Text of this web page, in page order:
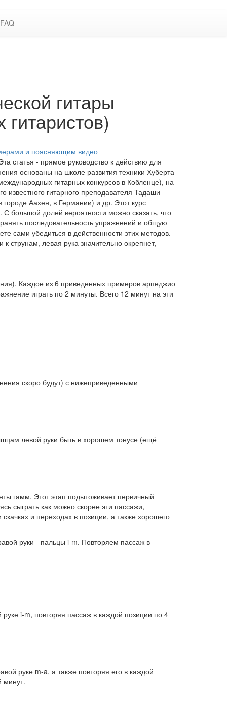
FAQ
гитары
статья - прямое руководство к действию для
основаны на школе развития техники Хуберта
гитарных конкурсов в Кобленце), на
гитарного преподавателя Тадаши
Аахен, в Германии) и др. Этот курс
большой долей вероятности можно сказать, что
последовательность упражнений и общую
сами убедиться в действенности этих методов.
струнам, левая рука значительно окрепнет,
Каждое из 6 приведенных примеров арпеджио
играть по 2 минуты. Всего 12 минут на эти
скоро будут) с нижеприведенными
левой руки быть в хорошем тонусе (ещё
гамм. Этот этап подытоживает первичный
сыграть как можно скорее эти пассажи,
и переходах в позиции, а также хорошего
руки - пальцы i-m. Повторяем пассаж в
i-m, повторяя пассаж в каждой позиции по 4
руке m-a, а также повторяя его в каждой
минут.